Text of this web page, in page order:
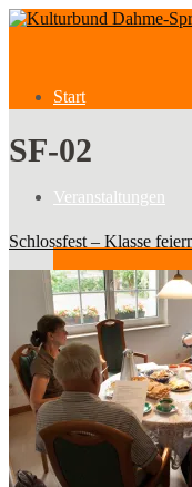
Start
Veranstaltungen
Kategorien
SF-02
Schlossfest – Klasse